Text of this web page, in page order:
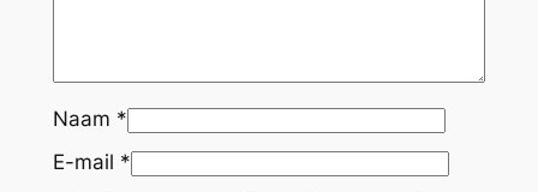
Naam *
E-mail *